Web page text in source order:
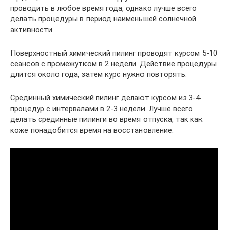
проводить в любое время года, однако лучше всего
делать процедуры в период наименьшей солнечной
активности.
Поверхностный химический пилинг проводят курсом 5-10
сеансов с промежутком в 2 недели. Действие процедуры
длится около года, затем курс нужно повторять.
Срединный химический пилинг делают курсом из 3-4
процедур с интервалами в 2-3 недели. Лучше всего
делать срединные пилинги во время отпуска, так как
коже понадобится время на восстановление.